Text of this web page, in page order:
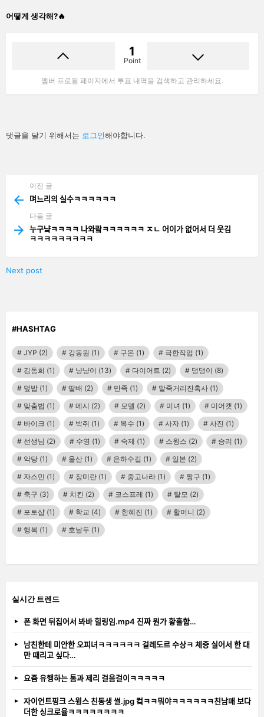
어떻게 생각해?🔥
1
Point
멤버 프로필 페이지에서 투표 내역을 검색하고 관리하세요.
답
글
댓글을 달기 위해서는 로그인해야합니다.
more
이전 글
며느리의 실수ㅋㅋㅋㅋㅋㅋ
다음 글
누구냨ㅋㅋㅋㅋ 나와랔ㅋㅋㅋㅋㅋㅋ ㅈㄴ 어이가 없어서 더 웃김
ㅋㅋㅋㅋㅋㅋㅋㅋㅋ
Next post
#HASHTAG
JYP (2) 강동원 (1) 구몬 (1) 극한직업 (1)
김동희 (1) 냥냥이 (13) 다이어트 (2) 댕댕이 (8)
덮밥 (1) 딸배 (2) 만족 (1) 말죽거리잔혹사 (1)
맞춤법 (1) 메시 (2) 모델 (2) 미녀 (1) 미어캣 (1)
바이크 (1) 박쥐 (1) 복수 (1) 사자 (1) 사진 (1)
선생님 (2) 수영 (1) 숙제 (1) 스윙스 (2) 승리 (1)
악당 (1) 울산 (1) 은하수길 (1) 일본 (2)
자스민 (1) 장미란 (1) 중고나라 (1) 짱구 (1)
축구 (3) 치킨 (2) 코스프레 (1) 탈모 (2)
포토샵 (1) 학교 (4) 한혜진 (1) 할머니 (2)
행복 (1) 호날두 (1)
실시간 트렌드
폰 화면 뒤집어서 봐바 힐링임.mp4 진짜 뭔가 황홀함…
남친한테 미안한 오피녀ㅋㅋㅋㅋㅋㅋ 걸레도르 수상ㅋ 체중 실어서 한 대
만 때리고 싶다…
요즘 유행하는 톰과 제리 걸음걸이ㅋㅋㅋㅋㅋ
자이언트핑크 스윙스 친동생 썰.jpg 컼ㅋㅋ뭐야ㅋㅋㅋㅋㅋㅋ친남매 보다
더한 싱크로율ㅋㅋㅋㅋㅋㅋㅋㅋ